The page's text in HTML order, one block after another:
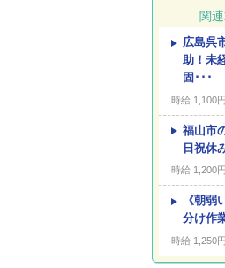
こだわり条
キーワード
関
広島呉
助！未
固･･･
時給 1,100
福山市
日祝休
時給 1,200
《朝弱
分け作
時給 1,250